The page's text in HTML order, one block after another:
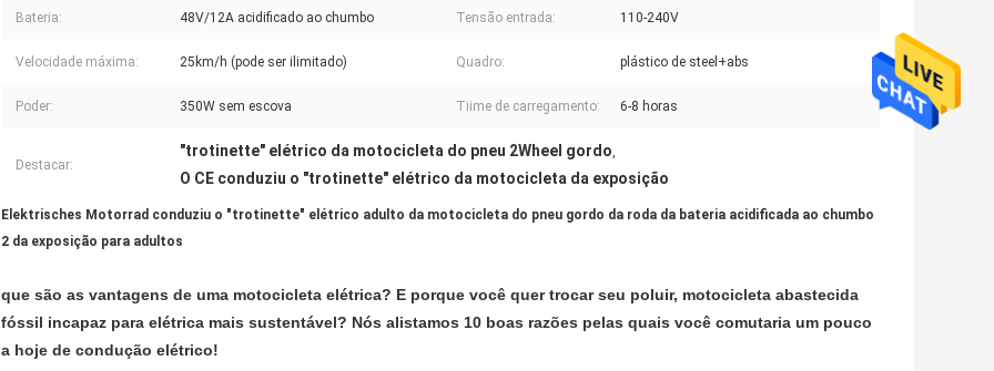
Bateria: 48V/12A acidificado ao chumbo Tensão entrada: 110-240V
Velocidade máxima: 25km/h (pode ser ilimitado) Quadro: plástico de steel+abs
Poder: 350W sem escova Tiime de carregamento: 6-8 horas
Destacar:
"trotinette" elétrico da motocicleta do pneu 2Wheel gordo
O CE conduziu o "trotinette" elétrico da motocicleta da exposição
Elektrisches Motorrad conduziu o "trotinette" elétrico adulto da motocicleta do pneu gordo da roda da bateria acidificada ao chumbo
2 da exposição para adultos
que são as vantagens de uma motocicleta elétrica? E porque você quer trocar seu poluir, motocicleta abastecida
fóssil incapaz para elétrica mais sustentável? Nós alistamos 10 boas razões pelas quais você comutaria um pouco
a hoje de condução elétrico!